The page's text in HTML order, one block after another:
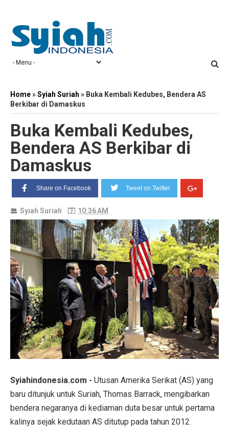
Home»Syiah Suriah » Buka Kembali Kedubes, Bendera AS
Berkibar di Damaskus
Buka Kembali Kedubes,
Bendera AS Berkibar di
Damaskus
Share on Facebook Tweet on Twitter
Syiah Suriah 10:36 AM
Syiahindonesia.com - Utusan Amerika Serikat (AS) yang
baru ditunjuk untuk Suriah, Thomas Barrack, mengibarkan
bendera negaranya di kediaman duta besar untuk pertama
kalinya sejak kedutaan AS ditutup pada tahun 2012.